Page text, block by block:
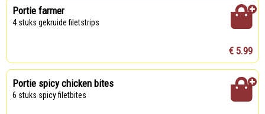
Portie farmer
4 stuks gekruide filetstrips
€ 5.99
Portie spicy chicken bites
6 stuks spicy filetbites